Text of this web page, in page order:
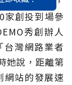
家創投到場參
秀創辦人
灣網路業者
她說，距離第
網站的發展速